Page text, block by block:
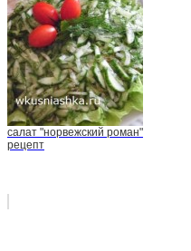
салат "норвежский роман"
рецепт